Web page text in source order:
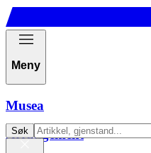
Meny
Musea
Arrangement
Søk